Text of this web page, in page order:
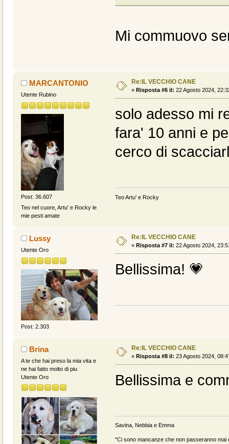
Mi commuovo
MARCANTONIO
Utente Rubino
Post: 36.607
Teo nel cuore, Artu' e Rocky le
mie pesti amate
Re:IL VECCHIO CANE
« Risposta #6 il: 22 Agosto 2024,
solo adesso mi
fara' 10 anni e
cerco di
Teo Artu' e Rocky
Lussy
Utente Oro
Post: 2.303
Re:IL VECCHIO CANE
« Risposta #7 il: 22 Agosto 2024,
Bellissima! 💗
Brina
A te che hai preso la mia vita e
ne hai fatto molto di piu
Utente Oro
Re:IL VECCHIO CANE
« Risposta #8 il: 23 Agosto 2024,
Bellissima e
Savina, Nebbia e Emma
"Ci sono mancanze che non passeranno